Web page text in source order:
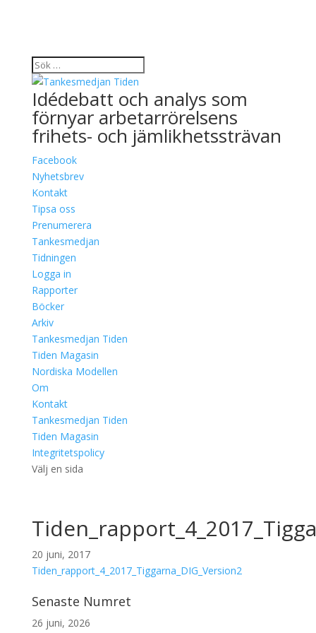
Idédebatt och analys som
förnyar arbetarrörelsens
frihets- och jämlikhetssträvan
Facebook
Nyhetsbrev
Kontakt
Tipsa oss
Prenumerera
Tankesmedjan
Tidningen
Logga in
Rapporter
Böcker
Arkiv
Tankesmedjan Tiden
Tiden Magasin
Nordiska Modellen
Om
Kontakt
Tankesmedjan Tiden
Tiden Magasin
Integritetspolicy
Välj en sida
20 juni, 2017
Tiden_rapport_4_2017_Tiggarna_DIG_Version2
Senaste Numret
26 juni, 2026